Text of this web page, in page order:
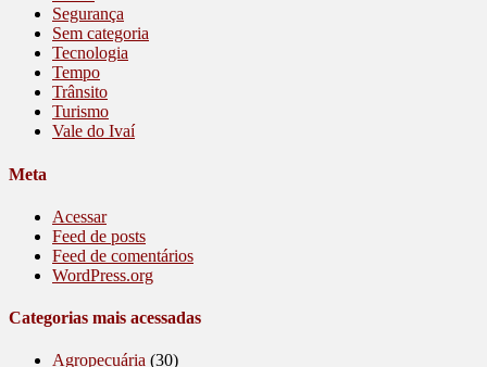
Segurança
Sem categoria
Tecnologia
Tempo
Trânsito
Turismo
Vale do Ivaí
Meta
Acessar
Feed de posts
Feed de comentários
WordPress.org
Categorias mais acessadas
Agropecuária (30)